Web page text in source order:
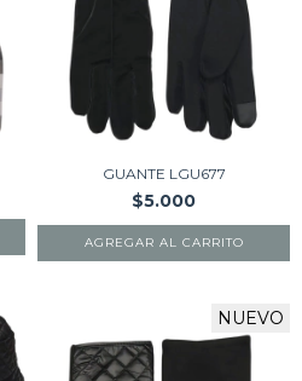
GUANTE LGU677
$5.000
AGREGAR AL CARRITO
NUEVO